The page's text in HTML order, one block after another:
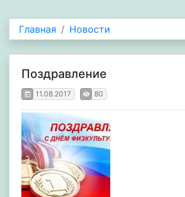
Главная Новости
Поздравление
11.08.2017 80